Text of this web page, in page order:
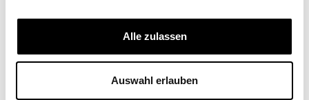
Alle zulassen
Auswahl erlauben
Confédération suisse
Confederazione Svizzera
Confederaziun svizra